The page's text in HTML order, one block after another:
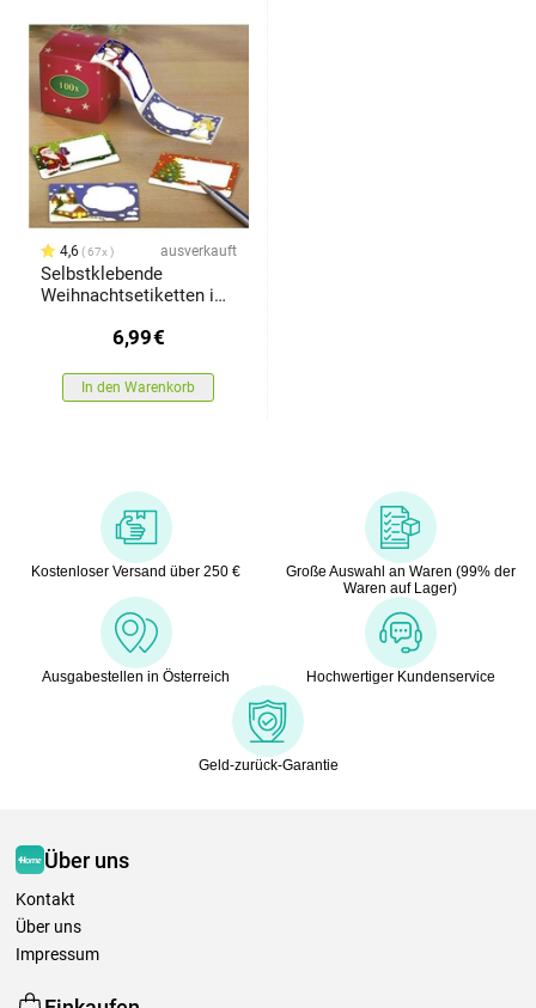
4,6 67x ausverkauft
Selbstklebende
Weihnachtsetiketten im
6,99€
In den Warenkorb
Kostenloser Versand über 250 €
Große Auswahl an Waren (99% der
Waren auf Lager)
Ausgabestellen in Österreich Hochwertiger Kundenservice
Geld-zurück-Garantie
Über uns
Kontakt
Über uns
Impressum